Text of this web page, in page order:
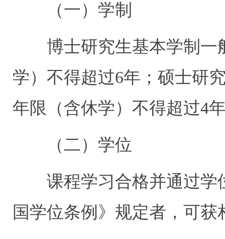
（一）学制
博士研究生基本学制一
学）不得超过6年；硕士研
年限（含休学）不得超过4
（二）学位
课程学习合格并通过学
国学位条例》规定者，可